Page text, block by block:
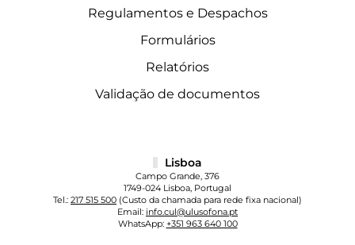
Regulamentos e Despachos
Formulários
Relatórios
Validação de documentos
Lisboa
Campo Grande, 376
1749-024 Lisboa, Portugal
Tel.: 217 515 500 (Custo da chamada para rede fixa nacional)
Email: info.cul@ulusofona.pt
WhatsApp: +351 963 640 100